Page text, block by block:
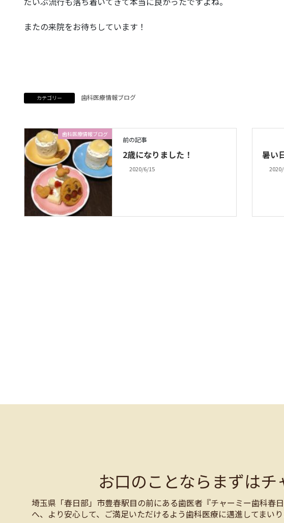
またの来院をお待ちしています！
カテゴリー 歯科医療情報ブログ
歯科医療情報ブログ
前の記事
2歳になりました！
2020/6/15
暑い
お口のことならまずはチ
埼玉県「春日部」市豊春駅目の前にある歯医者『チャーミー歯科春
へ、より安心して、ご満足いただけるよう歯科医療に邁進してまい